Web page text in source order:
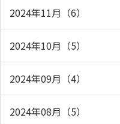
2024年11月（6）
2024年10月（5）
2024年09月（4）
2024年08月（5）